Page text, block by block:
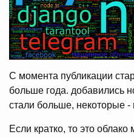
C момента публикации
больше года. добавились
стали больше, некоторые
Если кратко, то это облако